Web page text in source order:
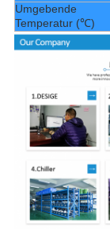
Umgebende
Temperatur (℃)